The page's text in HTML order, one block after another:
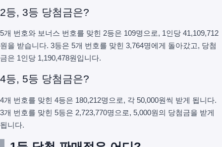
2등, 3등 당첨금은?
5개 번호와 보너스 번호를 맞힌 2등은 109명으로, 1인당 41,109,712
원을 받습니다. 3등은 5개 번호를 맞힌 3,764명에게 돌아갔고, 당첨
금은 1인당 1,190,478원입니다.
4등, 5등 당첨금은?
4개 번호를 맞힌 4등은 180,212명으로, 각 50,000원씩 받게 됩니다.
3개 번호를 맞힌 5등은 2,723,770명으로, 5,000원의 당첨금을 받게
됩니다.